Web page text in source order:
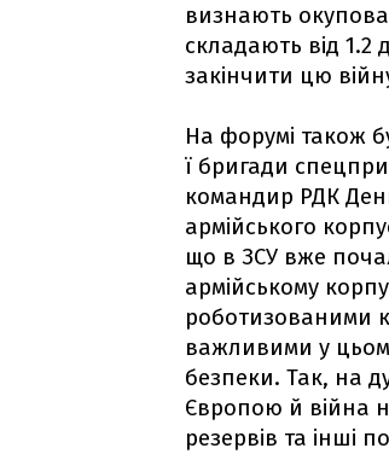
визнають
складають від
закінчити цю
На форумі також
ї бригади
командир РДК
армійського
що в ЗСУ вже
армійському
роботизованими
важливими у
безпеки. Так, на
Європою й війна
резервів та інші